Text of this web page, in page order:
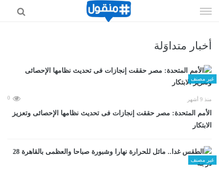
الى
أخبار متداوَلة
غير مصنف
منذ 9 أشهر 0
الأمم المتحدة: مصر حققت إنجازات فى تحديث نظامها الإحصائى وتعزيز
الابتكار
غير مصنف